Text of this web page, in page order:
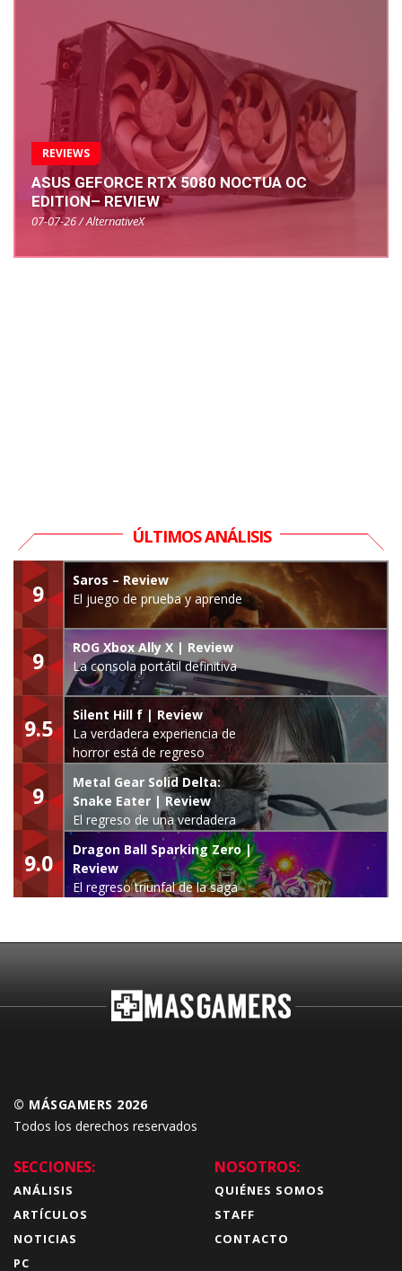
REVIEWS
ASUS GEFORCE RTX 5080 NOCTUA OC
EDITION– REVIEW
07-07-26 / AlternativeX
ÚLTIMOS ANÁLISIS
9
Saros – Review
El juego de prueba y aprende
9
ROG Xbox Ally X | Review
La consola portátil definitiva
9.5
Silent Hill f | Review
La verdadera experiencia de
horror está de regreso
9
Metal Gear Solid Delta:
Snake Eater | Review
El regreso de una verdadera
leyenda
9.0
Dragon Ball Sparking Zero |
Review
El regreso triunfal de la saga
© MÁSGAMERS 2026
Todos los derechos reservados
SECCIONES:
ANÁLISIS
ARTÍCULOS
NOTICIAS
PC
NOSOTROS:
QUIÉNES SOMOS
STAFF
CONTACTO